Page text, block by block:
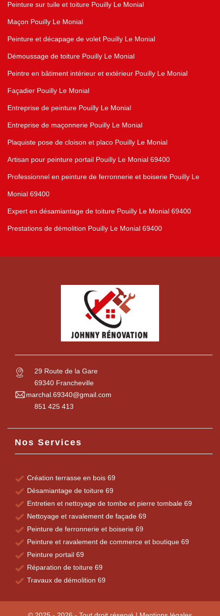
Peinture sur tuile et toiture Pouilly Le Monial
Maçon Pouilly Le Monial
Peinture et décapage de volet Pouilly Le Monial
Démoussage de toiture Pouilly Le Monial
Peintre en bâtiment intérieur et extérieur Pouilly Le Monial
Façadier Pouilly Le Monial
Entreprise de peinture Pouilly Le Monial
Entreprise de maçonnerie Pouilly Le Monial
Plaquiste pose de cloison et placo Pouilly Le Monial
Artisan pour peinture portail Pouilly Le Monial 69400
Professionnel en peinture de ferronnerie et boiserie Pouilly Le
Monial 69400
Expert en désamiantage de toiture Pouilly Le Monial 69400
Prestations de démolition Pouilly Le Monial 69400
29 Route de la Gare
69340 Francheville
marchal.69340@gmail.com
851 425 413
Nos Services
Création terrasse en bois 69
Désamiantage de toiture 69
Entretien et nettoyage de tombe et pierre tombale 69
Nettoyage et ravalement de façade 69
Peinture de ferronnerie et boiserie 69
Peinture et ravalement de commerce et boutique 69
Peinture portail 69
Réparation de toiture 69
Travaux de démolition 69